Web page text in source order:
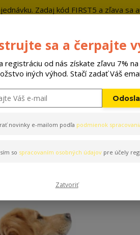
Zadaj kód FIRST5 a zľava sa
Pelechy
sa a čerpajte
registráciu od nás získate zľavu 7% na
iných výhod. Stačí zadať Váš
novinky e-mailom podľa podmienok
so spracovaním osobných údajovpre účely
Zatvoriť